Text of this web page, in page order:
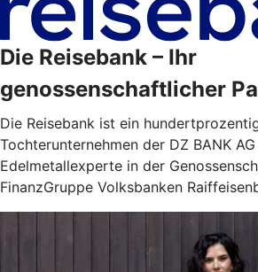
Die Reisebank – Ihr
genossenschaftlicher
Die Reisebank ist ein
Tochterunternehmen der DZ BANK
Edelmetallexperte in der
FinanzGruppe Volksbanken